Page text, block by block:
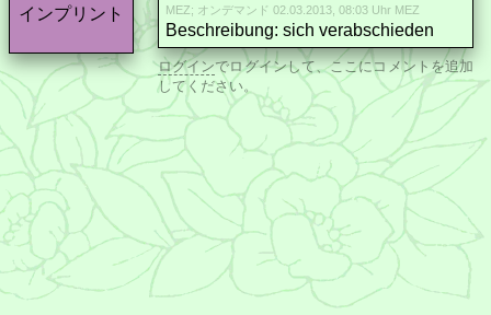
インプリント
MEZ; オンデマンド 02.03.2013, 08:03 Uhr MEZ
Beschreibung: sich verabschieden
ログインでログインして、ここにコメントを追加
してください。